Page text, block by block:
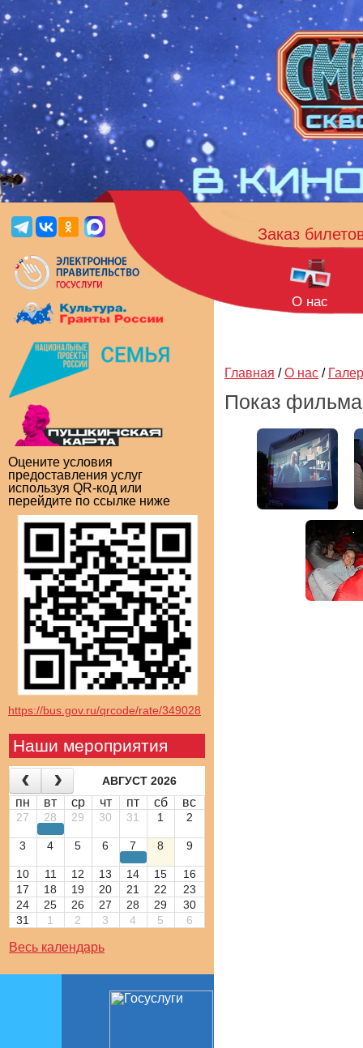
Оцените условия
предоставления услуг
используя QR-код или
перейдите по ссылке ниже
https://bus.gov.ru/qrcode/rate/349028
Наши мероприятия
АВГУСТ 2026
пн вт ср чт пт сб вс
27 28 29 30 31 1 2
3 4 5 6 7 8 9
10 11 12 13 14 15
16
17
18 19 20 21 22
23
24
25 26 27 28 29
30
31
1 2 3 4 5 6
Весь календарь
Заказ
О нас
Главная / О нас /
Показ